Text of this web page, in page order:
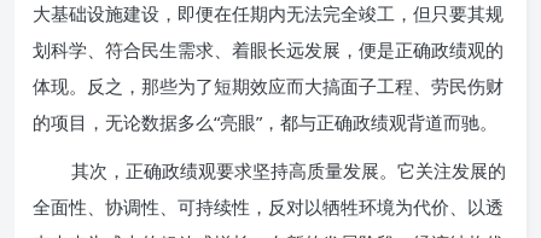
大基础设施建设，即便在任期内无法完全竣工，但只要其规
划科学、符合民生需求、着眼长远发展，便是正确政绩观的
体现。反之，那些为了短期效应而大搞面子工程、劳民伤财
的项目，无论数据多么“亮眼”，都与正确政绩观背道而驰。
其次，正确政绩观要求坚持高质量发展。它关注发展的
全面性、协调性、可持续性，反对以牺牲环境为代价、以透